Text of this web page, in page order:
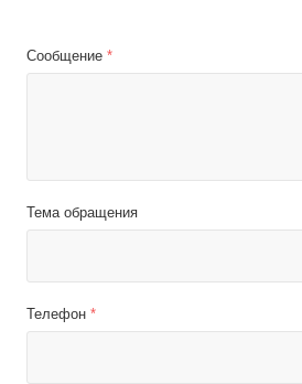
Сообщение *
Тема обращения
Телефон *